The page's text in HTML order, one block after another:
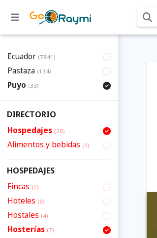
Ecuador (7841)
Pastaza (134)
Puyo (33)
DIRECTORIO
Hospedajes (20)
Alimentos y bebidas (4)
HOSPEDAJES
Fincas (1)
Hoteles (6)
Hostales (4)
Hosterías (7)